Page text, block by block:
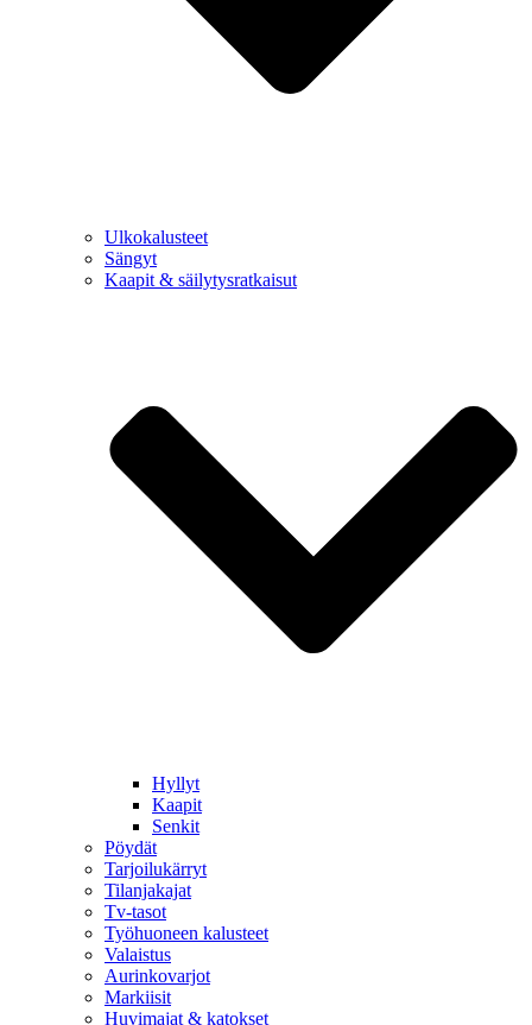
Ulkokalusteet
Sängyt
Kaapit & säilytysratkaisut
Hyllyt
Kaapit
Senkit
Pöydät
Tarjoilukärryt
Tilanjakajat
Tv-tasot
Työhuoneen kalusteet
Valaistus
Aurinkovarjot
Markiisit
Huvimajat & katokset